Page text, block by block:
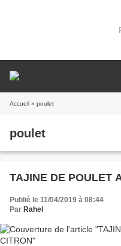
Accueil » poulet
poulet
TAJINE DE POULET
Publié le 11/04/2019 à 08:44
Par Rahel